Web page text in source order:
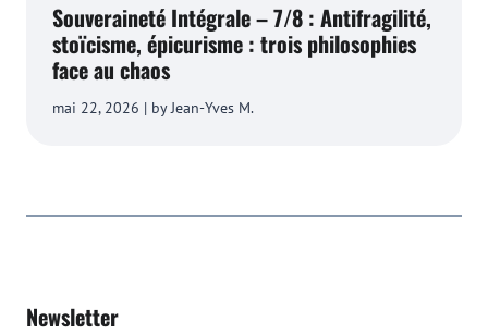
Souveraineté Intégrale – 7/8 : Antifragilité,
stoïcisme, épicurisme : trois philosophies
face au chaos
mai 22, 2026 | by Jean-Yves M.
Newsletter